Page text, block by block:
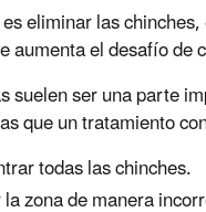
eliminar las
aumenta el desafío de
suelen ser una parte
que un tratamiento
todas las chinches.
zona de manera